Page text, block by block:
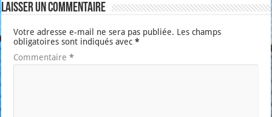
Laisser un commentaire
Votre adresse e-mail ne sera pas publiée. Les champs
obligatoires sont indiqués avec*
Commentaire*